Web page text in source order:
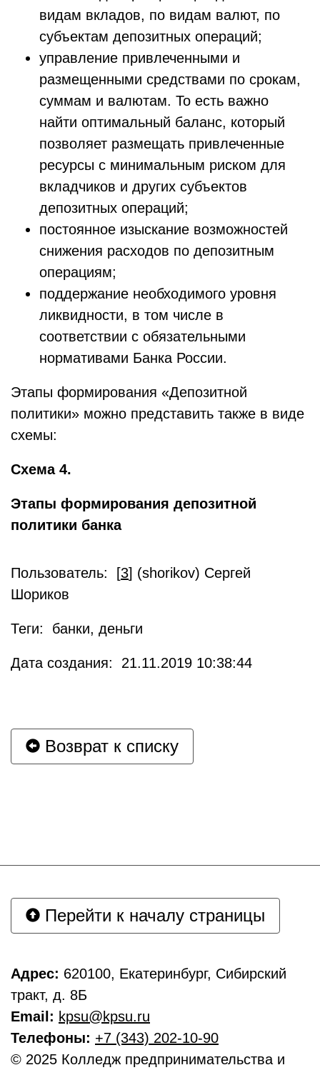
видам вкладов, по видам валют, по
субъектам депозитных операций;
управление привлеченными и
размещенными средствами по срокам,
суммам и валютам. То есть важно
найти оптимальный баланс, который
позволяет размещать привлеченные
ресурсы с минимальным риском для
вкладчиков и других субъектов
депозитных операций;
постоянное изыскание возможностей
снижения расходов по депозитным
операциям;
поддержание необходимого уровня
ликвидности, в том числе в
соответствии с обязательными
нормативами Банка России.
Этапы формирования «Депозитной
политики» можно представить также в виде
схемы:
Схема 4.
Этапы формирования депозитной
политики банка
Пользователь: [3] (shorikov) Сергей
Шориков
Теги: банки, деньги
Дата создания: 21.11.2019 10:38:44
Возврат к списку
Перейти к началу страницы
Адрес: 620100, Екатеринбург, Сибирский
тракт, д. 8Б
Email: kpsu@kpsu.ru
Телефоны: +7 (343) 202-10-90
© 2025 Колледж предпринимательства и